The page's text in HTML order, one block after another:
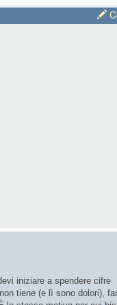
iniziare a spendere cifre
tiene (e lì sono dolori),